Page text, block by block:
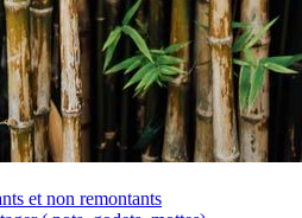
et non remontants